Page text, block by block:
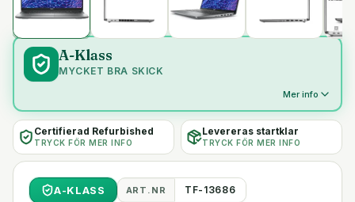
A-Klass
MYCKET BRA SKICK
Mer info
Certifierad Refurbished
TRYCK FÖR MER INFO
Levereras startklar
TRYCK FÖR MER INFO
A-KLASS ART.NR TF-13686